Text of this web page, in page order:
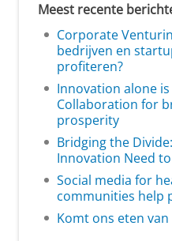
Meest recente
Corporate
bedrijven en
profiteren?
Innovation alone
Collaboration for
prosperity
Bridging the
Innovation Need
Social media for
communities help
Komt ons eten